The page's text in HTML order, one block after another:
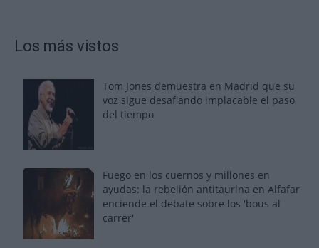
Los más vistos
Tom Jones demuestra en Madrid que su
voz sigue desafiando implacable el paso
del tiempo
Fuego en los cuernos y millones en
ayudas: la rebelión antitaurina en Alfafar
enciende el debate sobre los 'bous al
carrer'